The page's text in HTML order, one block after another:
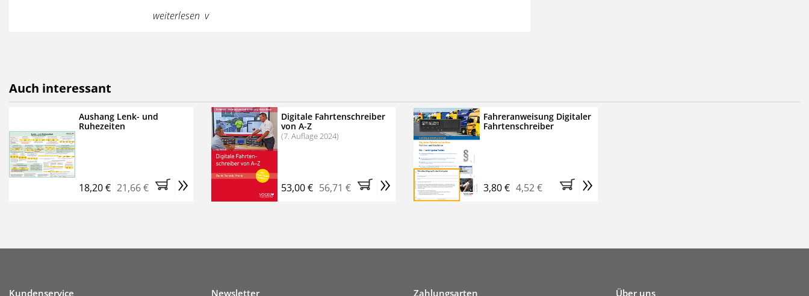
Sie erhaltenalle Ausgaben
Kostenfreie Online-Seminare
Bestellen Sie jetzt das VerkehrsRundschau Profipaket im Kennenlern-Abo für zwei
Monate (inkl. der derzeitig gesetzlichen MwSt. und Versandkosten).Nach 2 Monaten
brauchen Sie nichts weiter tun, das Abonnement endet automatisch, es
entstehen keine weiteren Verpflichtungen.
weiterlesen
Auch interessant
Aushang Lenk- und
Ruhezeiten
18,20 € 21,66 € »
Digitale Fahrtenschreiber
von A-Z
(7. Auflage 2024)
53,00 € 56,71 € »
Fahreranweisung Digitaler
Fahrtenschreiber
3,80 € 4,52 € »
Kundenservice Newsletter Zahlungsarten Über uns